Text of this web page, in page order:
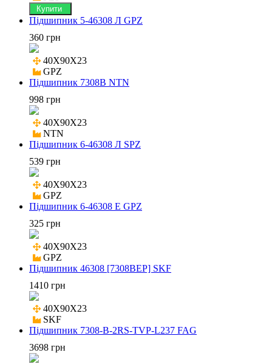
Купити
Підшипник 5-46308 Л GPZ
360 грн
40X90X23
GPZ
Підшипник 7308B NTN
998 грн
40X90X23
NTN
Підшипник 6-46308 Л SPZ
539 грн
40X90X23
GPZ
Підшипник 6-46308 Е GPZ
325 грн
40X90X23
GPZ
Підшипник 46308 [7308BEP] SKF
1410 грн
40X90X23
SKF
Підшипник 7308-B-2RS-TVP-L237 FAG
3698 грн